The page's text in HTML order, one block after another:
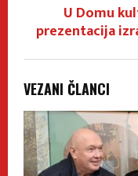
U Domu
prezentacija
VEZANI ČLANCI